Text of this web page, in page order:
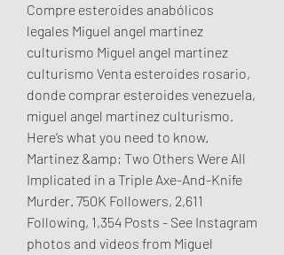
Compre esteroides anabólicos
legales Miguel angel martinez
culturismo Miguel angel martinez
culturismo Venta esteroides rosario,
donde comprar esteroides venezuela,
miguel angel martinez culturismo.
Here’s what you need to know.
Martinez &amp; Two Others Were All
Implicated in a Triple Axe-And-Knife
Murder. 750K Followers, 2,611
Following, 1,354 Posts - See Instagram
photos and videos from Miguel